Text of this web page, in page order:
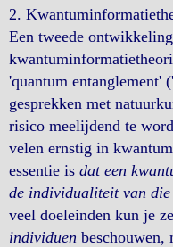
2.
Een tweede
'quantum entanglement'
gesprekken met
risico meelijdend te
velen ernstig in
essentie is dat een
de individualiteit van die
veel doeleinden kun je
individuen beschouwen,